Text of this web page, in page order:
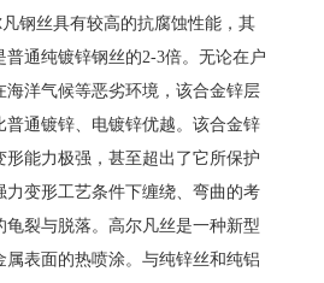
钢丝具有较高的抗腐蚀性能，其
普通纯镀锌钢丝的2-3倍。无论在户
海洋气候等恶劣环境，该合金锌层
普通镀锌、电镀锌优越。该合金锌
形能力极强，甚至超出了它所保护
力变形工艺条件下缠绕、弯曲的考
龟裂与脱落。高尔凡丝是一种新型
属表面的热喷涂。与纯锌丝和纯铝